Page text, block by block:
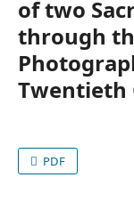
of two
through
Twentieth
PDF